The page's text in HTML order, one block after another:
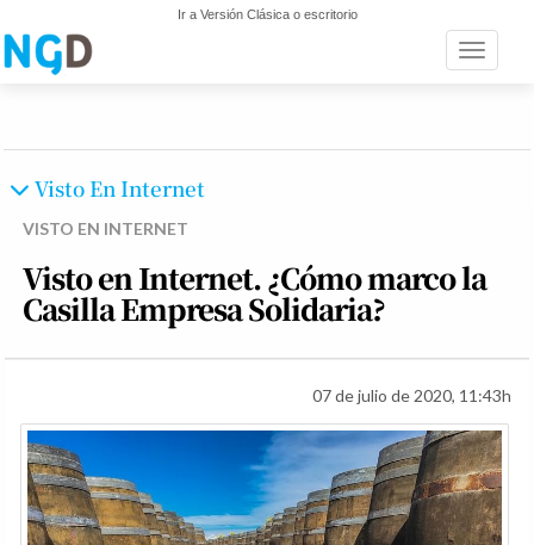
Ir a Versión Clásica o escritorio
Toggle
Visto En Internet
VISTO EN INTERNET
Visto en Internet. ¿Cómo marco la
Casilla Empresa Solidaria?
07 de julio de 2020, 11:43h